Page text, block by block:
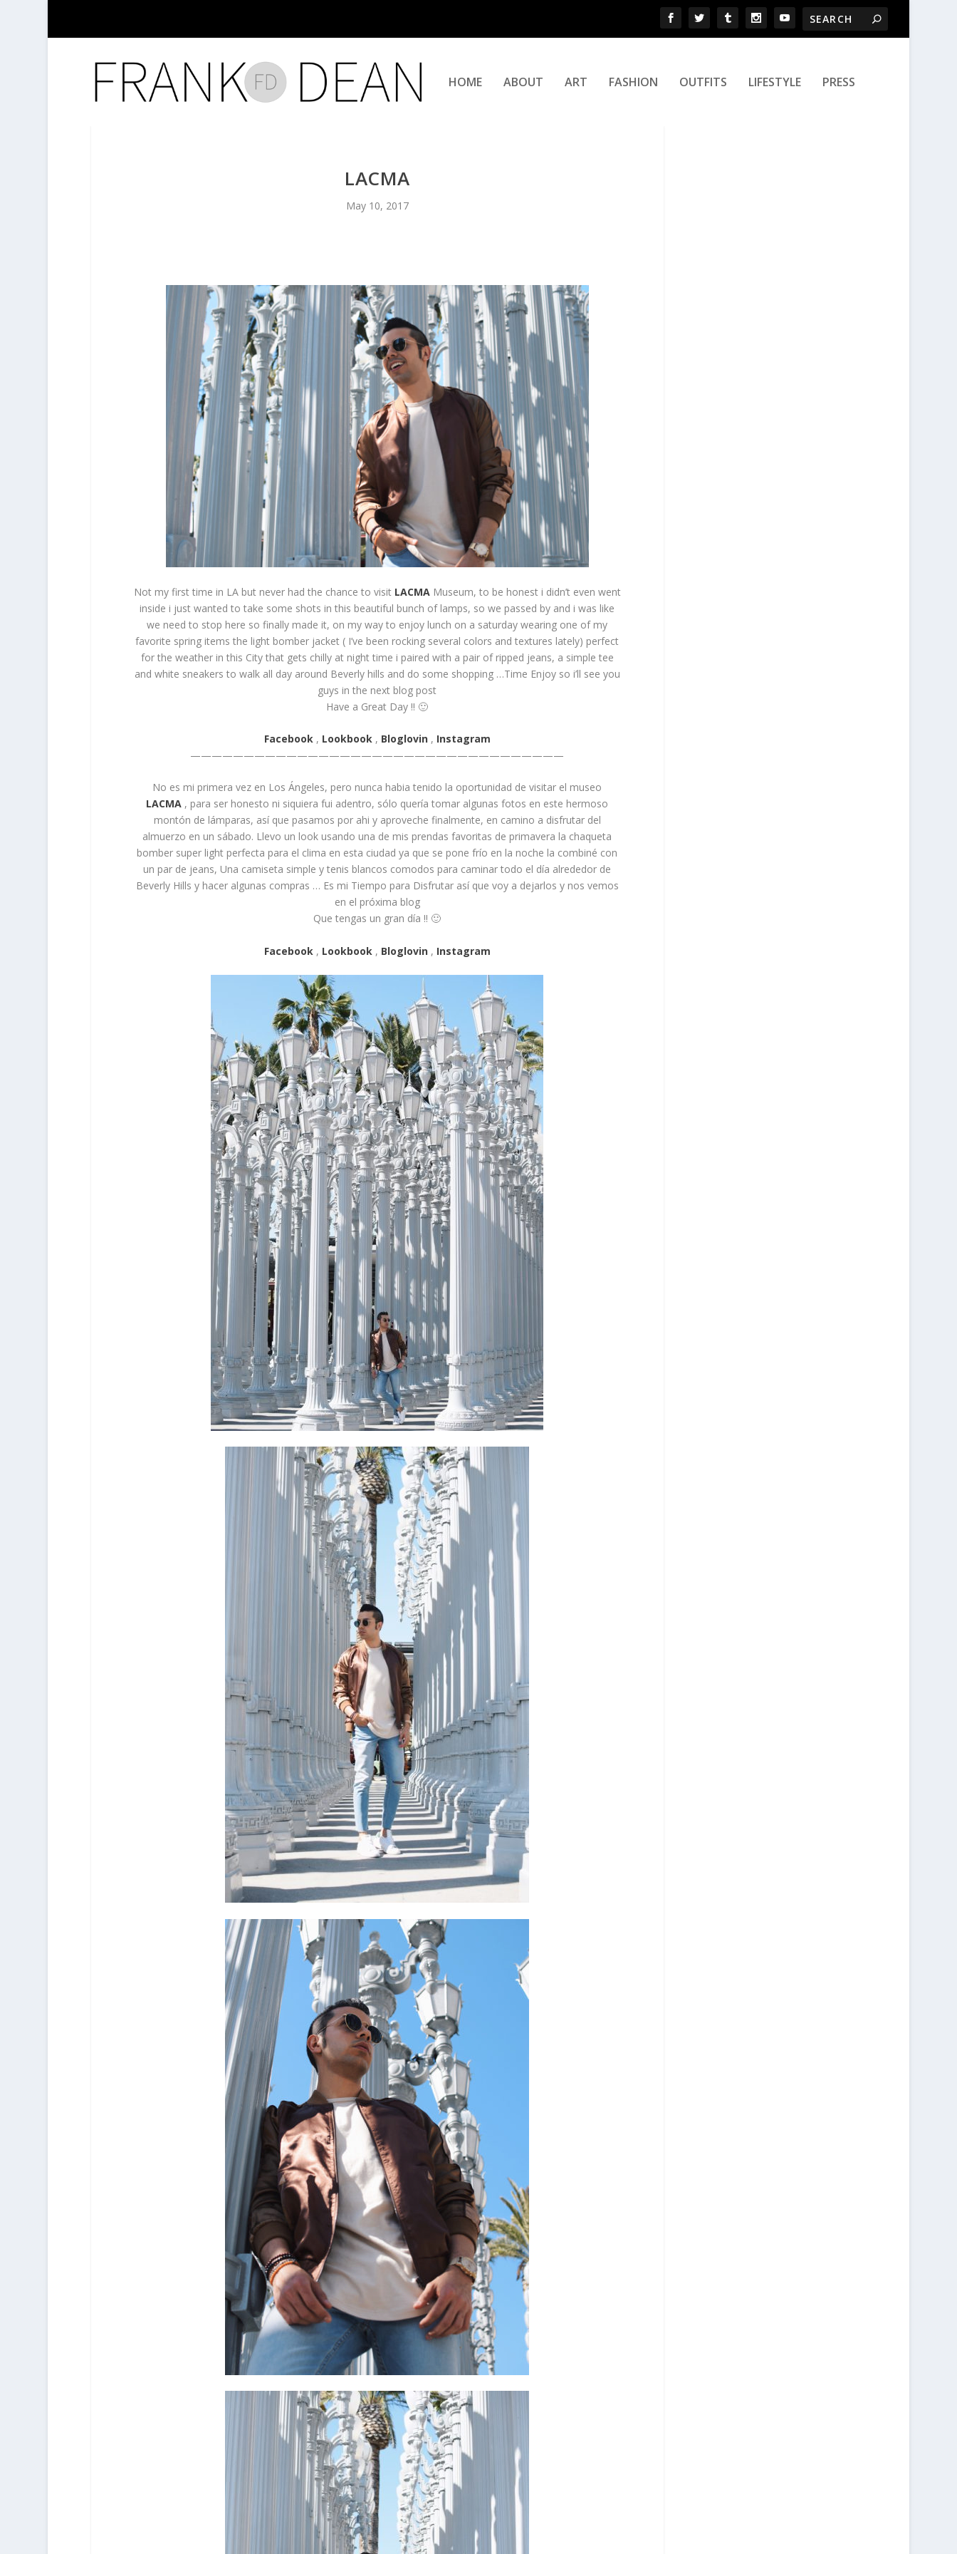
HOME ABOUT ART FASHION OUTFITS LIFESTYLE PRESS
LACMA
May 10, 2017
Not my first time in LA but never had the chance to visit LACMAMuseum, to be honest i didn’t even went
inside i just wanted to take some shots in this beautiful bunch of lamps, so we passed by and i was like
we need to stop here so finally made it, on my way to enjoy lunch on a saturday wearing one of my
favorite spring items the light bomber jacket ( I’ve been rocking several colors and textures lately) perfect
for the weather in this City that gets chilly at night time i paired with a pair of ripped jeans, a simple tee
and white sneakers to walk all day around Beverly hills and do some shopping …Time Enjoy so i’ll see you
guys in the next blog post
Have a Great Day !! 🙂
Facebook, Lookbook, Bloglovin, Instagram
———————————————————————————————————
No es mi primera vez en Los Ángeles, pero nunca habia tenido la oportunidad de visitar el museo
LACMA , para ser honesto ni siquiera fui adentro, sólo quería tomar algunas fotos en este hermoso
montón de lámparas, así que pasamos por ahi y aproveche finalmente, en camino a disfrutar del
almuerzo en un sábado. Llevo un look usando una de mis prendas favoritas de primavera la chaqueta
bomber super light perfecta para el clima en esta ciudad ya que se pone frío en la noche la combiné con
un par de jeans, Una camiseta simple y tenis blancos comodos para caminar todo el día alrededor de
Beverly Hills y hacer algunas compras … Es mi Tiempo para Disfrutar así que voy a dejarlos y nos vemos
en el próxima blog
Que tengas un gran día !! 🙂
Facebook , Lookbook , Bloglovin, Instagram